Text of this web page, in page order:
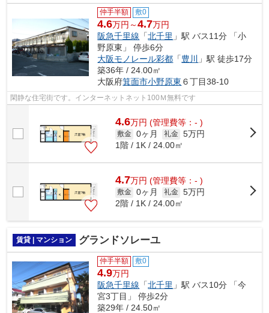
仲手半額 敷0
4.6万円～4.7万円
阪急千里線 「北千里 」駅 バス11分 「小
野原東」 停歩6分
大阪モノレール彩都 「豊川
」駅 徒歩17分
築36年 / 24.00㎡
大阪府箕面市小野原東 ６丁目38-10
閑静な住宅街です。インターネットネット100Ｍ無料です
4.6万円 (管理費等：- )
敷金 0ヶ月 礼金 5万円
1階 / 1K / 24.00㎡
4.7万円 (管理費等：- )
敷金 0ヶ月 礼金 5万円
2階 / 1K / 24.00㎡
賃貸 | マンション グランドソレーユ
仲手半額 敷0
4.9万円
阪急千里線 「北千里 」駅 バス10分 「今
宮3丁目」 停歩2分
築29年 / 24.50㎡